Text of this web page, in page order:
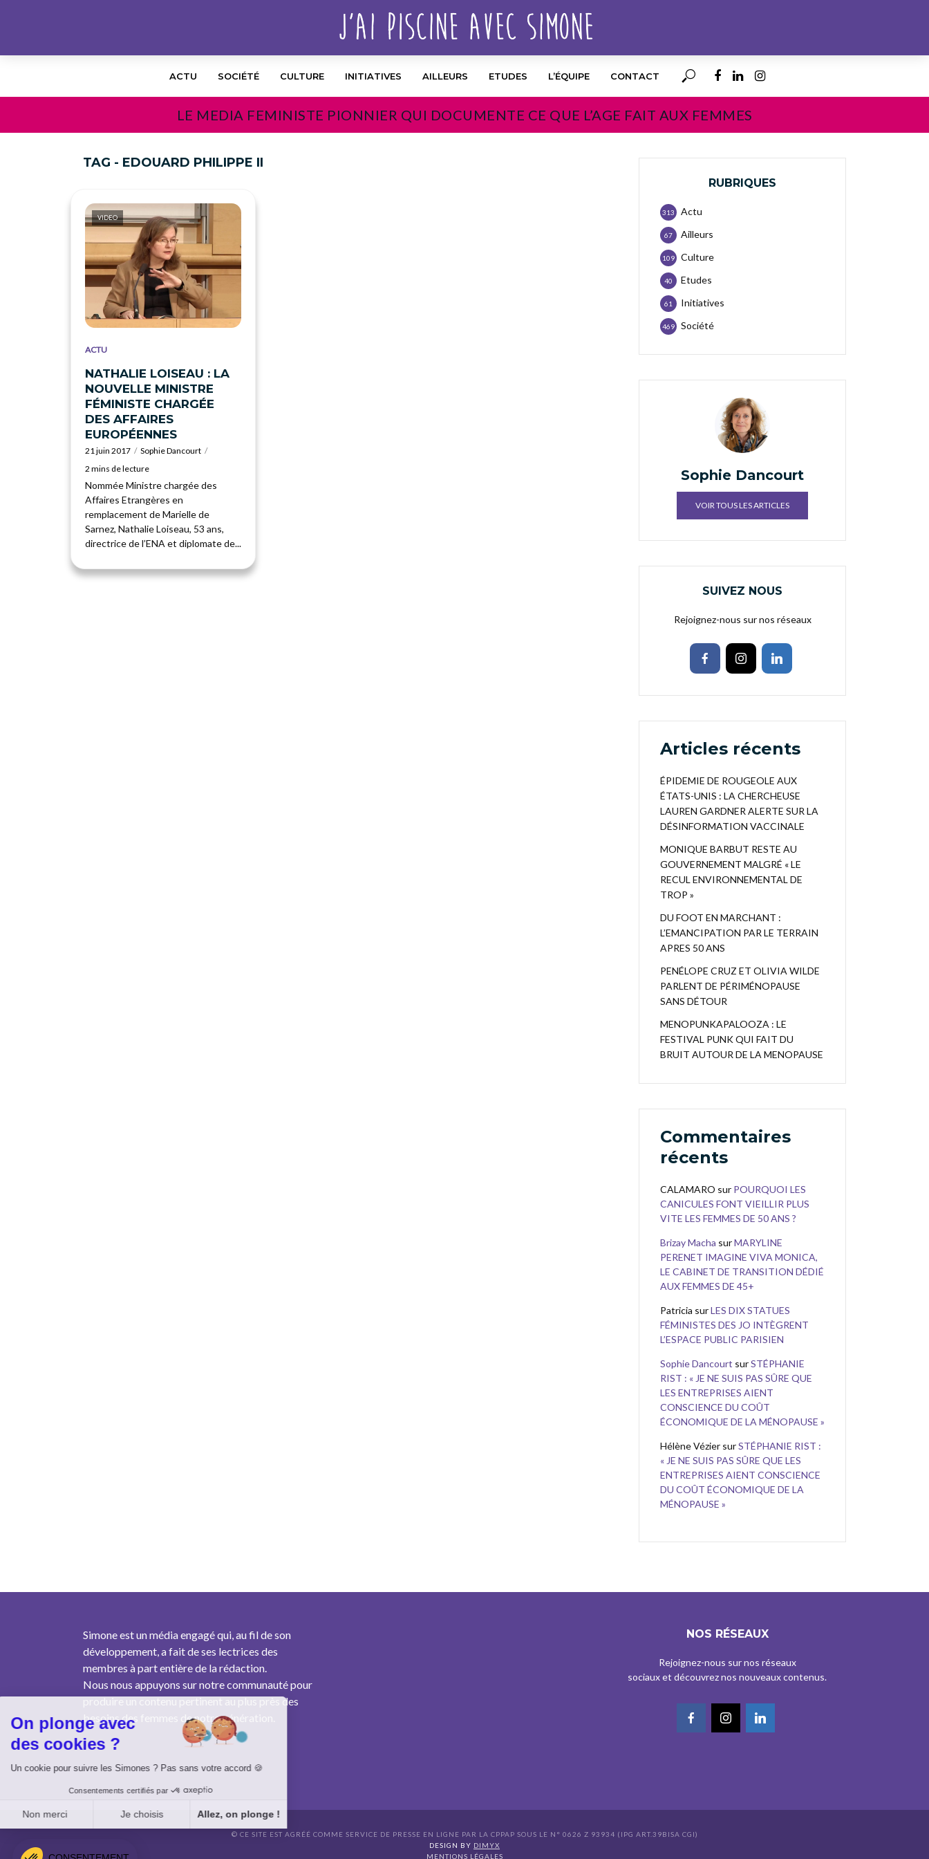
ACTU SOCIÉTÉ CULTURE INITIATIVES AILLEURS ETUDES L’ÉQUIPE CONTACT
LE MEDIA FEMINISTE PIONNIER QUI DOCUMENTE CE QUE L’AGE FAIT AUX FEMMES
TAG - EDOUARD PHILIPPE II
VIDEO
ACTU
NATHALIE LOISEAU : LA
NOUVELLE MINISTRE
FÉMINISTE CHARGÉE
DES AFFAIRES
EUROPÉENNES
21 juin 2017
Sophie Dancourt
2 mins de lecture
Nommée Ministre chargée des
Affaires Etrangères en
remplacement de Marielle de
Sarnez, Nathalie Loiseau, 53 ans,
directrice de l’ENA et diplomate de...
RUBRIQUES
Actu
313
Ailleurs
67
Culture
109
Etudes
40
Initiatives
61
Société
469
Sophie Dancourt
VOIR TOUS LES ARTICLES
SUIVEZ NOUS
Rejoignez-nous sur nos réseaux
Articles récents
ÉPIDEMIE DE ROUGEOLE AUX
ÉTATS-UNIS : LA CHERCHEUSE
LAUREN GARDNER ALERTE SUR LA
DÉSINFORMATION VACCINALE
MONIQUE BARBUT RESTE AU
GOUVERNEMENT MALGRÉ « LE
RECUL ENVIRONNEMENTAL DE
TROP »
DU FOOT EN MARCHANT :
L’EMANCIPATION PAR LE TERRAIN
APRES 50 ANS
PENÉLOPE CRUZ ET OLIVIA WILDE
PARLENT DE PÉRIMÉNOPAUSE
SANS DÉTOUR
MENOPUNKAPALOOZA : LE
FESTIVAL PUNK QUI FAIT DU
BRUIT AUTOUR DE LA MENOPAUSE
Commentaires
récents
CALAMARO sur POURQUOI LES
CANICULES FONT VIEILLIR PLUS
VITE LES FEMMES DE 50 ANS ?
Brizay Macha surMARYLINE
PERENET IMAGINE VIVA MONICA,
LE CABINET DE TRANSITION DÉDIÉ
AUX FEMMES DE 45+
Patricia surLES DIX STATUES
FÉMINISTES DES JO INTÈGRENT
L’ESPACE PUBLIC PARISIEN
Sophie Dancourt surSTÉPHANIE
RIST : « JE NE SUIS PAS SÛRE QUE
LES ENTREPRISES AIENT
CONSCIENCE DU COÛT
ÉCONOMIQUE DE LA MÉNOPAUSE »
Hélène Vézier surSTÉPHANIE RIST :
« JE NE SUIS PAS SÛRE QUE LES
ENTREPRISES AIENT CONSCIENCE
DU COÛT ÉCONOMIQUE DE LA
MÉNOPAUSE »
Simone est un média engagé qui, au fil de son
développement, a fait de ses lectrices des
membres à part entière de la rédaction.
Nous nous appuyons sur notre communauté pour
produire un contenu pertinent au plus près des
besoins des femmes de notre génération.
NOS RÉSEAUX
Rejoignez-nous sur nos réseaux
sociaux et découvrez nos nouveaux contenus.
© CE SITE EST AGRÉÉ COMME SERVICE DE PRESSE EN LIGNE PAR LA CPPAP SOUS LE N° 0626 Z 93934 (IPG ART.39BISA CGI)
DESIGN BY DIMYX
MENTIONS LÉGALES
On plonge avec
des cookies ?
Un cookie pour suivre les Simones ? Pas sans votre accord 🍪
Consentements certifiés par
Non merci Je choisis Allez, on plonge !
Plateforme de Gestion du Consentement : Personnalisez vos Options